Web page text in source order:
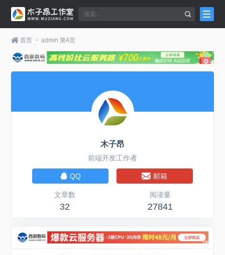
首页 > admin 第4页
木子昂
前端开发工作者
QQ 邮箱
文章数
32
阅读量
27841